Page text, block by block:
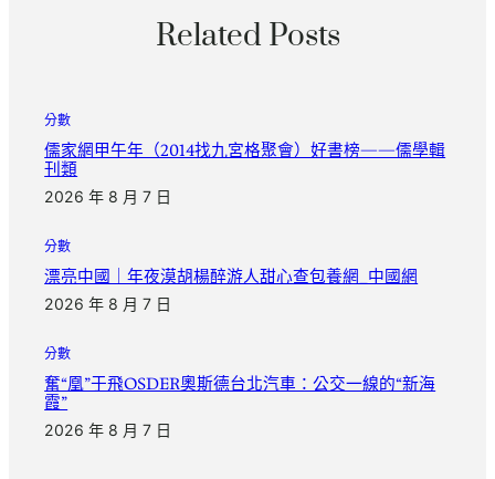
Related Posts
分數
儒家網甲午年（2014找九宮格聚會）好書榜——儒學輯
刊類
2026 年 8 月 7 日
分數
漂亮中國｜年夜漠胡楊醉游人甜心查包養網_中國網
2026 年 8 月 7 日
分數
奮“凰”于飛OSDER奧斯德台北汽車：公交一線的“新海
霞”
2026 年 8 月 7 日